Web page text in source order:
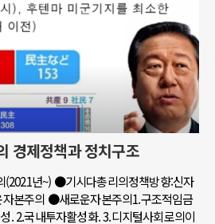
경제정책과 정치구조
(2021년~) ●기시다총리의정책방향:신자
본주의 ●새로운자본주의1.구조적임금
. 2.국내투자활성화. 3.디지털사회로의이